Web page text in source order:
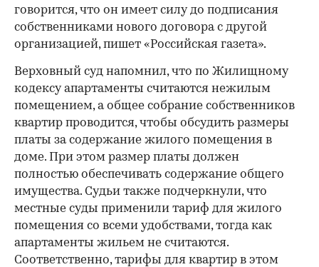
говорится, что он имеет силу до подписания
собственниками нового договора с другой
организацией, пишет «Российская газета».
Верховный суд напомнил, что по Жилищному
кодексу апартаменты считаются нежилым
помещением, а общее собрание собственников
квартир проводится, чтобы обсудить размеры
платы за содержание жилого помещения в
доме. При этом размер платы должен
полностью обеспечивать содержание общего
имущества. Судьи также подчеркнули, что
местные суды применили тариф для жилого
помещения со всеми удобствами, тогда как
апартаменты жильем не считаются.
Соответственно, тарифы для квартир в этом